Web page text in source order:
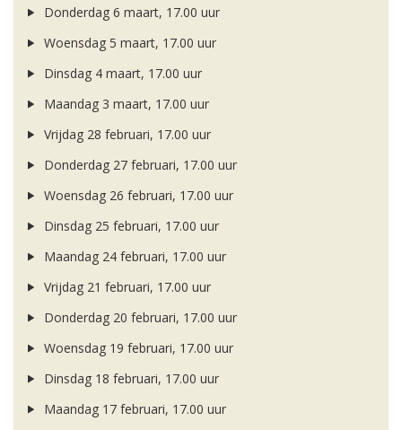
Donderdag 6 maart, 17.00 uur
Woensdag 5 maart, 17.00 uur
Dinsdag 4 maart, 17.00 uur
Maandag 3 maart, 17.00 uur
Vrijdag 28 februari, 17.00 uur
Donderdag 27 februari, 17.00 uur
Woensdag 26 februari, 17.00 uur
Dinsdag 25 februari, 17.00 uur
Maandag 24 februari, 17.00 uur
Vrijdag 21 februari, 17.00 uur
Donderdag 20 februari, 17.00 uur
Woensdag 19 februari, 17.00 uur
Dinsdag 18 februari, 17.00 uur
Maandag 17 februari, 17.00 uur